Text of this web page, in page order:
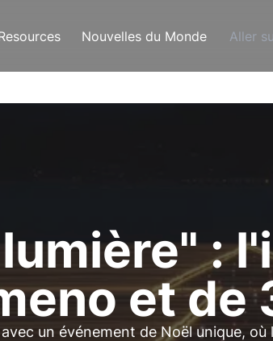
Nouvelles du Monde Aller
:
et de
un événement de Noël unique, où